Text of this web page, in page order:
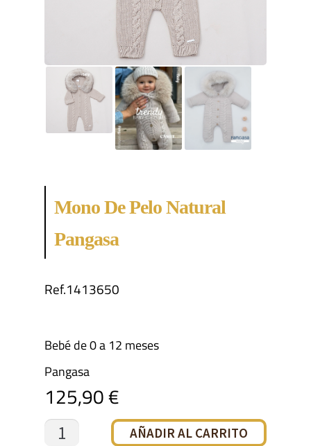
Mono De Pelo Natural
Pangasa
Ref.1413650
Bebé de 0 a 12 meses
Pangasa
125,90€
Mono
AÑADIR AL CARRITO